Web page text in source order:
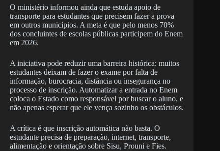
O ministério informou ainda que estuda apoio de
transporte para estudantes que precisem fazer a prova
em outros municípios. A meta é que pelo menos 70%
dos concluintes de escolas públicas participem do Enem
em 2026.
A iniciativa pode reduzir uma barreira histórica: muitos
estudantes deixam de fazer o exame por falta de
informação, burocracia, distância ou insegurança no
processo de inscrição. Automatizar a entrada no Enem
coloca o Estado como responsável por buscar o aluno, e
não apenas esperar que ele vença sozinho os obstáculos.
A crítica é que inscrição automática não basta. O
estudante precisa de preparação, internet, transporte,
alimentação e orientação sobre Sisu, Prouni e Fies.